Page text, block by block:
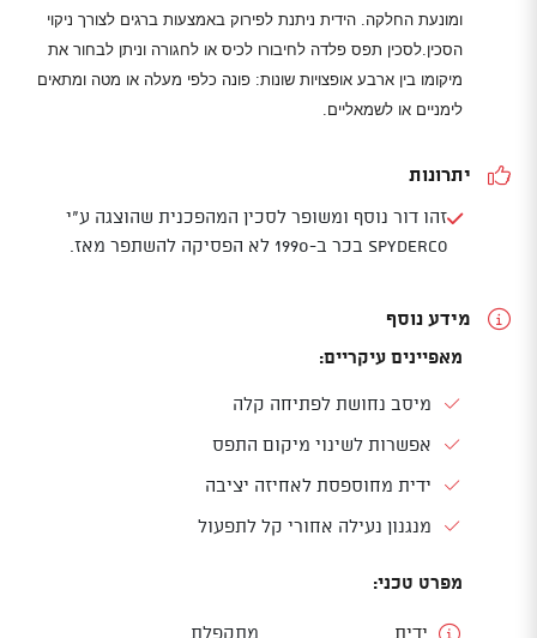
ומונעת החלקה. הידית ניתנת לפירוק באמצעות ברגים לצורך ניקוי
הסכין.לסכין תפס פלדה לחיבורו לכיס או לחגורה וניתן לבחור את
מיקומו בין ארבע אופצויות שונות: פונה כלפי מעלה או מטה ומתאים
לימניים או לשמאליים.
יתרונות
זהו דור נוסף ומשופר לסכין המהפכנית שהוצגה ע"י
Spyderco בכר ב-1990 לא הפסיקה להשתפר מאז.
מידע נוסף
מאפיינים עיקריים:
מיסב נחושת לפתיחה קלה
אפשרות לשינוי מיקום התפס
ידית מחוספסת לאחיזה יציבה
מנגנון נעילה אחורי קל לתפעול
מפרט טכני:
ידית מתקפלת